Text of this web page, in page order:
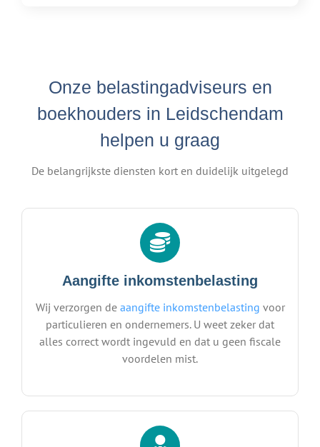
Onze belastingadviseurs en
boekhouders in Leidschendam
helpen u graag
De belangrijkste diensten kort en duidelijk uitgelegd
Aangifte inkomstenbelasting
Wij verzorgen de aangifte inkomstenbelasting voor
particulieren en ondernemers. U weet zeker dat
alles correct wordt ingevuld en dat u geen fiscale
voordelen mist.